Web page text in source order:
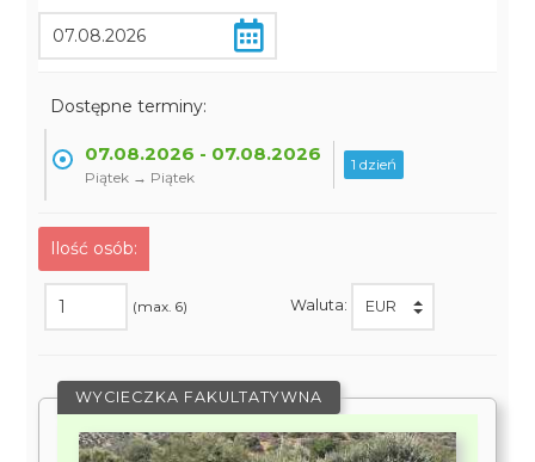
Dostępne terminy:
07.08.2026 - 07.08.2026
Piątek → Piątek
1 dzień
Ilość osób:
(max. 6) Waluta:
WYCIECZKA FAKULTATYWNA